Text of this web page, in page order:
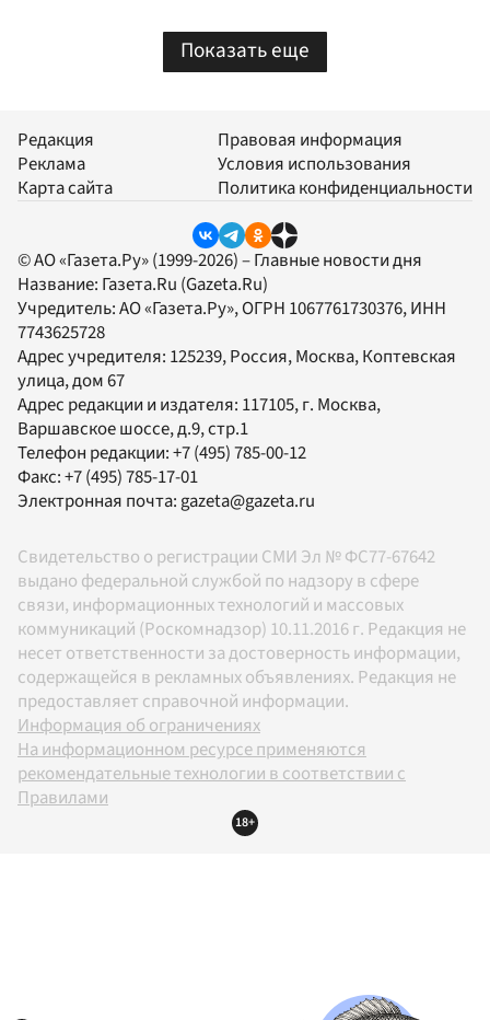
Показать еще
Редакция
Реклама
Карта сайта
Правовая информация
Условия использования
Политика конфиденциальности
© АО «Газета.Ру» (1999-2026) – Главные новости дня
Название: Газета.Ru (Gazeta.Ru)
Учредитель:АО «Газета.Ру», ОГРН 1067761730376, ИНН
7743625728
Адрес учредителя: 125239, Россия, Москва, Коптевская
улица, дом 67
Адрес редакции и издателя: 117105, г. Москва,
Варшавское шоссе, д.9, стр.1
Телефон редакции:+7 (495) 785-00-12
Факс:+7 (495) 785-17-01
Электронная почта:gazeta@gazeta.ru
Свидетельство о регистрации СМИ Эл № ФС77-67642
выдано федеральной службой по надзору в сфере
связи, информационных технологий и массовых
коммуникаций (Роскомнадзор) 10.11.2016 г. Редакция не
несет ответственности за достоверность информации,
содержащейся в рекламных объявлениях. Редакция не
предоставляет справочной информации.
Информация об ограничениях
На информационном ресурсе применяются
рекомендательные технологии в соответствии с
Правилами
18+